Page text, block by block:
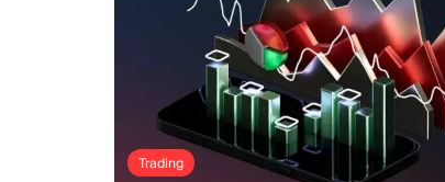
Trading